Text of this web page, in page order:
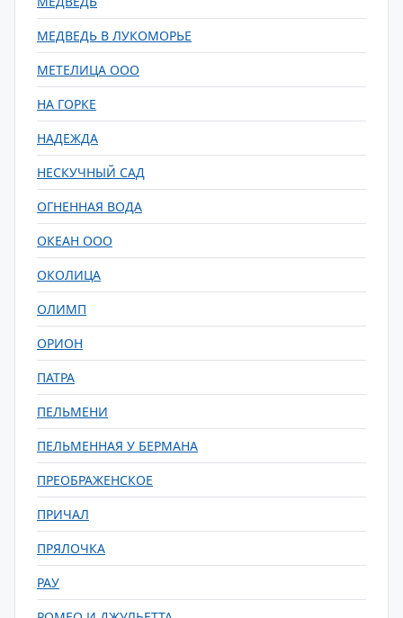
МЕДВЕДЬ В ЛУКОМОРЬЕ
МЕТЕЛИЦА ООО
НА ГОРКЕ
НАДЕЖДА
НЕСКУЧНЫЙ САД
ОГНЕННАЯ ВОДА
ОКЕАН ООО
ОКОЛИЦА
ОЛИМП
ОРИОН
ПАТРА
ПЕЛЬМЕНИ
ПЕЛЬМЕННАЯ У БЕРМАНА
ПРЕОБРАЖЕНСКОЕ
ПРИЧАЛ
ПРЯЛОЧКА
РАУ